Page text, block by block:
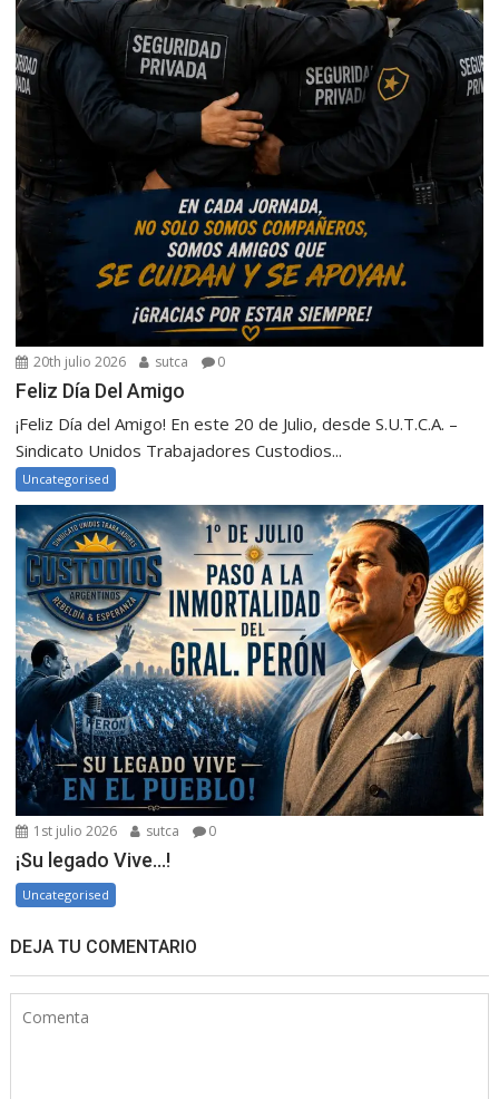
20th julio 2026 sutca 0
Feliz Día Del Amigo
¡Feliz Día del Amigo! En este 20 de Julio, desde S.U.T.C.A. –
Sindicato Unidos Trabajadores Custodios...
Uncategorised
1st julio 2026 sutca 0
¡Su legado Vive…!
Uncategorised
DEJA TU COMENTARIO